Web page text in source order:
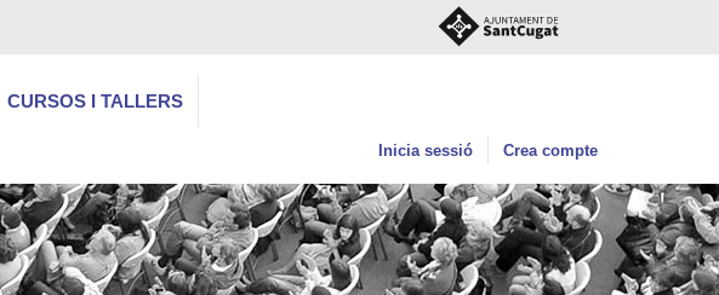
CURSOS I TALLERS
Inicia sessió Crea compte